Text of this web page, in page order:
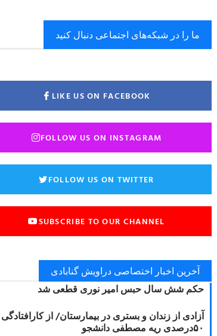
ما را در شبکه‌های اجتماعی دنبال کنید
LIKE US ON FACEBOOK
FOLLOW US ON INSTAGRAM
FOLLOW US ON TWITTER
SUBSCRIBE TO OUR CHANNEL
آخرین اخبار اختصاصی دراویش گنابادی
حکم شش سال حبس امیر نوری قطعی شد
آزادی از زندان و بستری در بیمارستان/ از کارافتادگی
۵۰درصدی ریه مصطفی دانشجو